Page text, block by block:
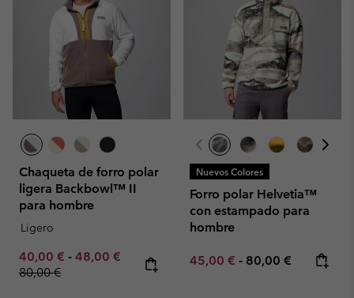
Chaqueta de forro polar
ligera Backbowl™ II
para hombre
Ligero
Minimum sale price:
40,00 € - Maximum sale price:
48,00 € Regular price:
80,00 €
Nuevos Colores
Forro polar Helvetia™
con estampado para
hombre
Minimum sale price:
45,00 € - Maximum price:
80,00 €